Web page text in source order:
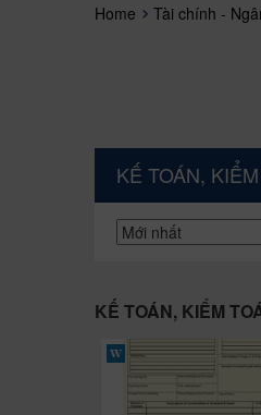
Home Tài chính -
KẾ TOÁN,
KẾ TOÁN, KIỂM